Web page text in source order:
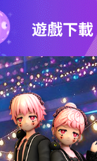
遊戲下載